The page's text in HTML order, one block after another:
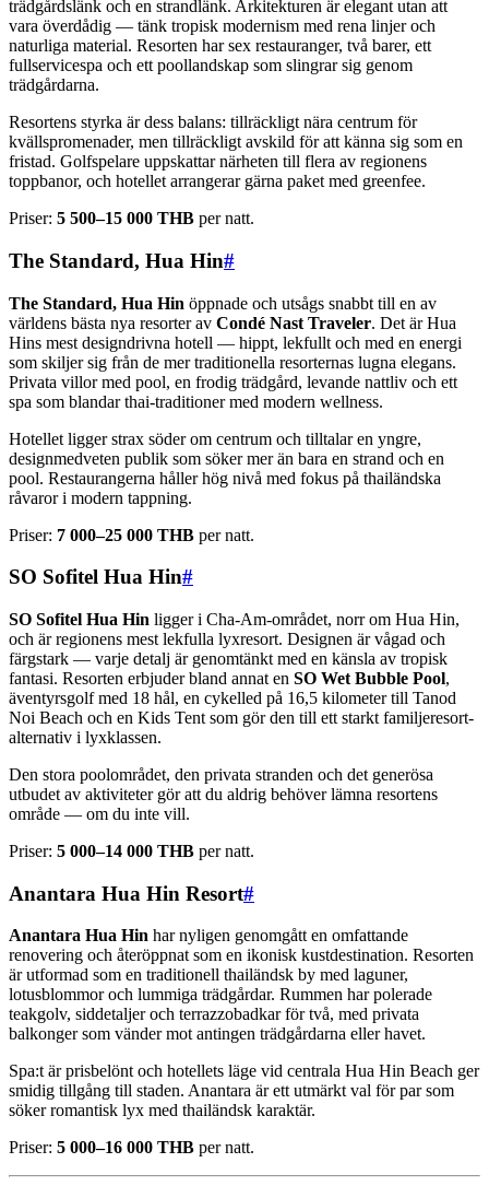
trädgårdslänk och en strandlänk. Arkitekturen är elegant utan att
vara överdådig — tänk tropisk modernism med rena linjer och
naturliga material. Resorten har sex restauranger, två barer, ett
fullservicespa och ett poollandskap som slingrar sig genom
trädgårdarna.
Resortens styrka är dess balans: tillräckligt nära centrum för
kvällspromenader, men tillräckligt avskild för att känna sig som en
fristad. Golfspelare uppskattar närheten till flera av regionens
toppbanor, och hotellet arrangerar gärna paket med greenfee.
Priser: 5 500–15 000 THB per natt.
The Standard, Hua Hin#
The Standard, Hua Hin öppnade och utsågs snabbt till en av
världens bästa nya resorter av Condé Nast Traveler. Det är Hua
Hins mest designdrivna hotell — hippt, lekfullt och med en energi
som skiljer sig från de mer traditionella resorternas lugna elegans.
Privata villor med pool, en frodig trädgård, levande nattliv och ett
spa som blandar thai-traditioner med modern wellness.
Hotellet ligger strax söder om centrum och tilltalar en yngre,
designmedveten publik som söker mer än bara en strand och en
pool. Restaurangerna håller hög nivå med fokus på thailändska
råvaror i modern tappning.
Priser: 7 000–25 000 THB per natt.
SO Sofitel Hua Hin#
SO Sofitel Hua Hin ligger i Cha-Am-området, norr om Hua Hin,
och är regionens mest lekfulla lyxresort. Designen är vågad och
färgstark — varje detalj är genomtänkt med en känsla av tropisk
fantasi. Resorten erbjuder bland annat en SO Wet Bubble Pool,
äventyrsgolf med 18 hål, en cykelled på 16,5 kilometer till Tanod
Noi Beach och en Kids Tent som gör den till ett starkt familjeresort-
alternativ i lyxklassen.
Den stora poolområdet, den privata stranden och det generösa
utbudet av aktiviteter gör att du aldrig behöver lämna resortens
område — om du inte vill.
Priser: 5 000–14 000 THB per natt.
Anantara Hua Hin Resort#
Anantara Hua Hin har nyligen genomgått en omfattande
renovering och återöppnat som en ikonisk kustdestination. Resorten
är utformad som en traditionell thailändsk by med laguner,
lotusblommor och lummiga trädgårdar. Rummen har polerade
teakgolv, siddetaljer och terrazzobadkar för två, med privata
balkonger som vänder mot antingen trädgårdarna eller havet.
Spa:t är prisbelönt och hotellets läge vid centrala Hua Hin Beach ger
smidig tillgång till staden. Anantara är ett utmärkt val för par som
söker romantisk lyx med thailändsk karaktär.
Priser: 5 000–16 000 THB per natt.